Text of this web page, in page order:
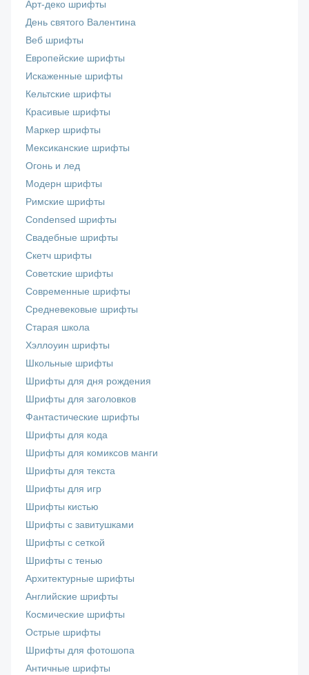
Арт-деко шрифты
День святого Валентина
Веб шрифты
Европейские шрифты
Искаженные шрифты
Кельтские шрифты
Красивые шрифты
Маркер шрифты
Мексиканские шрифты
Огонь и лед
Модерн шрифты
Римские шрифты
Сondensed шрифты
Свадебные шрифты
Скетч шрифты
Советские шрифты
Современные шрифты
Средневековые шрифты
Старая школа
Хэллоуин шрифты
Школьные шрифты
Шрифты для дня рождения
Шрифты для заголовков
Фантастические шрифты
Шрифты для кода
Шрифты для комиксов манги
Шрифты для текста
Шрифты для игр
Шрифты кистью
Шрифты с завитушками
Шрифты с сеткой
Шрифты с тенью
Архитектурные шрифты
Английские шрифты
Космические шрифты
Острые шрифты
Шрифты для фотошопа
Античные шрифты